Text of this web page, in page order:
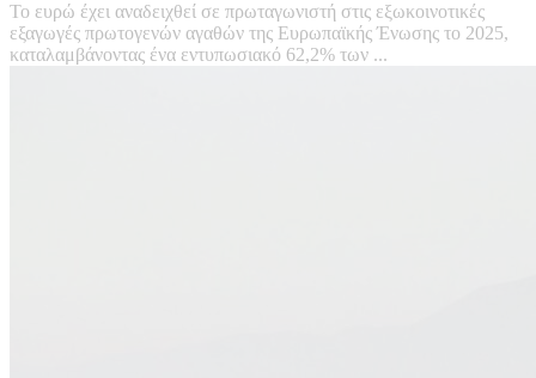
Το ευρώ έχει αναδειχθεί σε πρωταγωνιστή στις εξωκοινοτικές
εξαγωγές πρωτογενών αγαθών της Ευρωπαϊκής Ένωσης το 2025,
καταλαμβάνοντας ένα εντυπωσιακό 62,2% των ...